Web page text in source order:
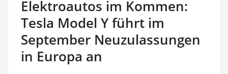
Elektroautos im Kommen:
Tesla Model Y führt im
September Neuzulassungen
in Europa an